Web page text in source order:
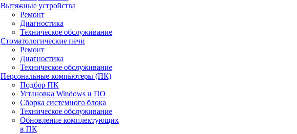
Вытяжные устройства
Ремонт
Диагностика
Техническое обслуживание
Стоматологические печи
Ремонт
Диагностика
Техническое обслуживание
Персональные компьютеры (ПК)
Подбор ПК
Установка Windows и ПО
Сборка системного блока
Техническое обслуживание
Обновление комплектующих
в ПК